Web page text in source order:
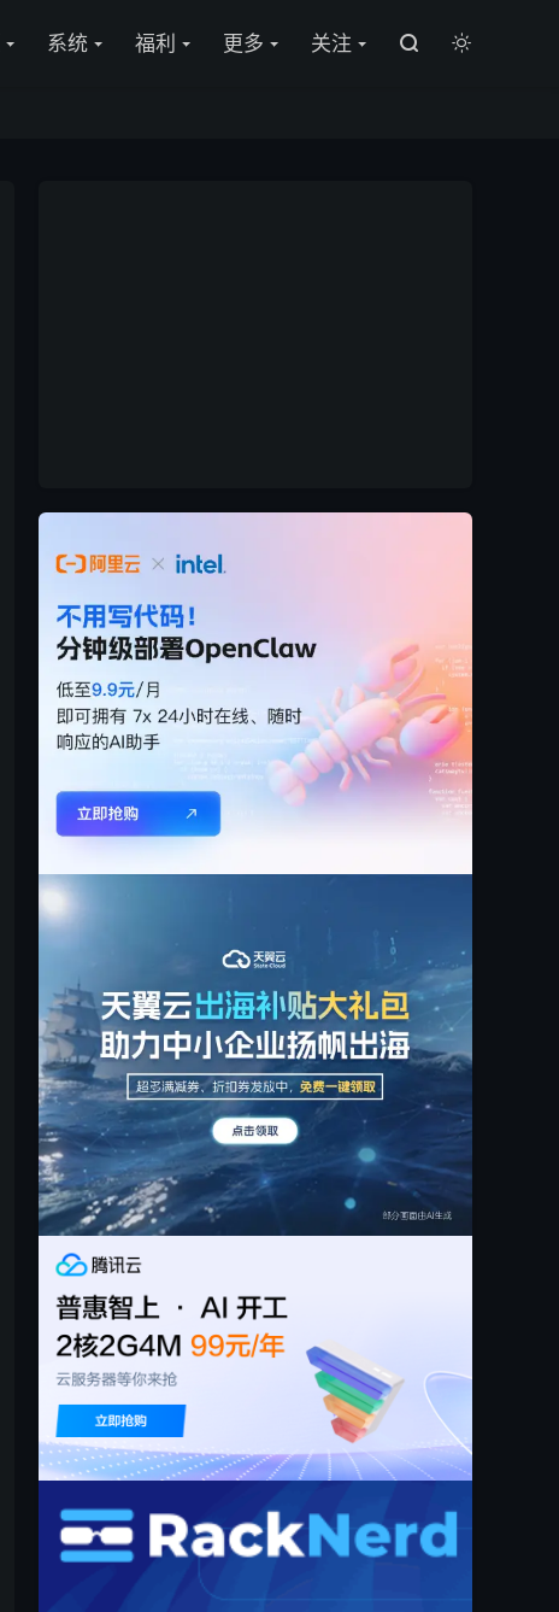
系统 福利 更多 关注  